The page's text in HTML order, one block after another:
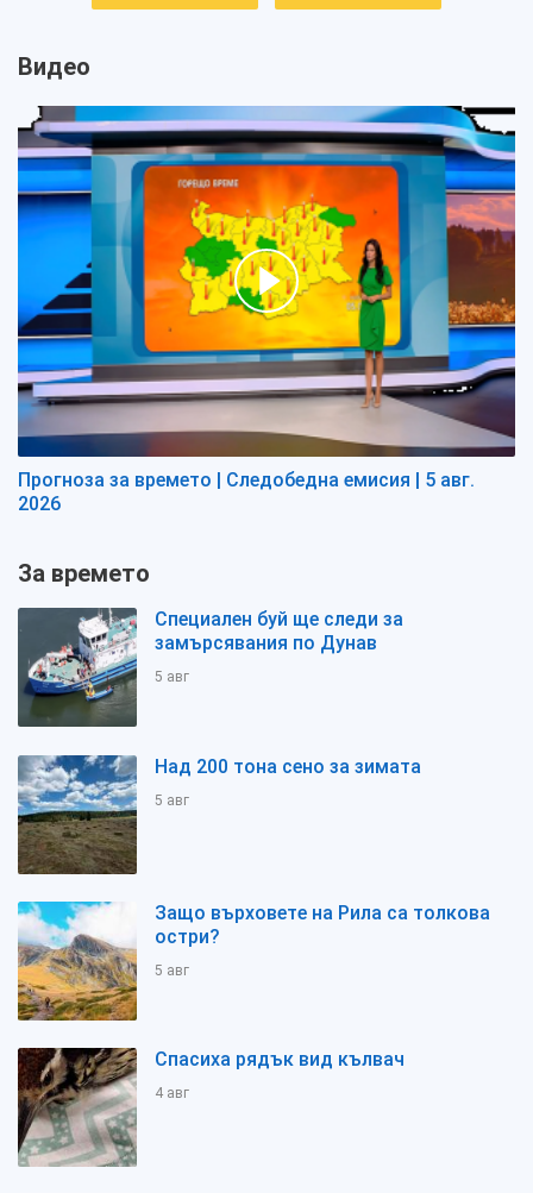
Видео
Прогноза за времето | Следобедна емисия | 5 авг.
2026
За времето
Специален буй ще следи за
замърсявания по Дунав
5 авг
Над 200 тона сено за зимата
5 авг
Защо върховете на Рила са толкова
остри?
5 авг
Спасиха рядък вид кълвач
4 авг